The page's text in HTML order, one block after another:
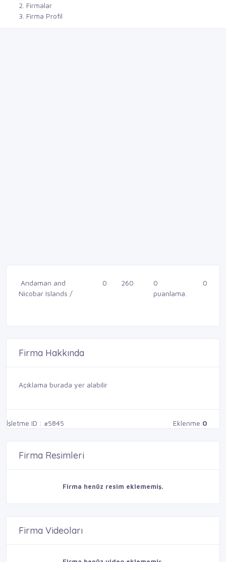
Firmalar
Firma Profil
Andaman and
Nicobar Islands /
0 260
0
puanlama.
0
Firma Hakkında
Açıklama burada yer alabilir
İşletme ID : #5845 Eklenme 0
Firma Resimleri
Firma henüz resim eklememiş.
Firma Videoları